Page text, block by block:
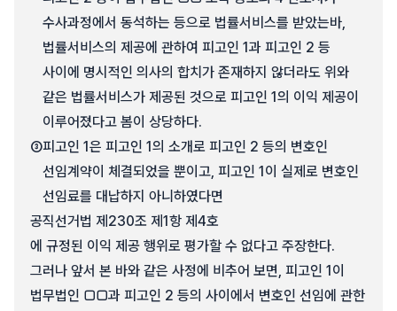
수사과정에서 동석하는 등으로 법률서비스를 받았는바,
법률서비스의 제공에 관하여 피고인 1과 피고인 2 등
사이에 명시적인 의사의 합치가 존재하지 않더라도 위와
같은 법률서비스가 제공된 것으로 피고인 1의 이익 제공이
이루어졌다고 봄이 상당하다.
③피고인 1은 피고인 1의 소개로 피고인 2 등의 변호인
선임계약이 체결되었을 뿐이고, 피고인 1이 실제로 변호인
선임료를 대납하지 아니하였다면
공직선거법 제230조 제1항 제4호
에 규정된 이익 제공 행위로 평가할 수 없다고 주장한다.
그러나 앞서 본 바와 같은 사정에 비추어 보면, 피고인 1이
법무법인 □□과 피고인 2 등의 사이에서 변호인 선임에 관한